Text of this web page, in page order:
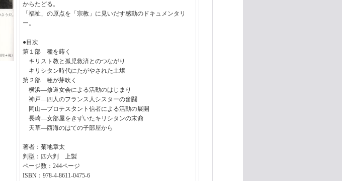
からたどる。
「福祉」の原点を「宗教」に見いだす感動のドキュメンタリ
ー。
●目次
第１部 種を蒔く
キリスト教と孤児救済とのつながり
キリシタン時代にたがやされた土壌
第２部 種が芽吹く
横浜―修道女会による活動のはじまり
神戸―四人のフランス人シスターの奮闘
岡山―プロテスタント信者による活動の展開
長崎―女部屋をきずいたキリシタンの末裔
天草―西海のはての子部屋から
著者：菊地章太
判型：四六判 上製
ページ数：244ページ
ISBN：978-4-8611-0475-6